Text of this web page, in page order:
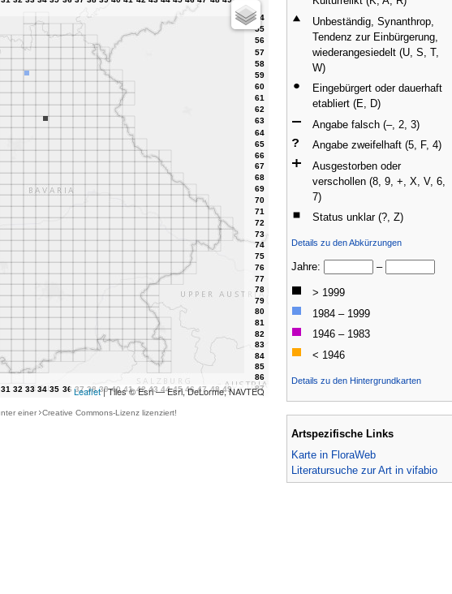
Leaflet| Tiles © Esri — Esri, DeLorme, NAVTEQ
einer Creative Commons-Lizenz lizenziert!
Unbeständig, Synanthrop,
Tendenz zur Einbürgerung,
wiederangesiedelt (U, S, T,
W)
Eingebürgert oder dauerhaft
etabliert (E, D)
Angabe falsch (–, 2, 3)
Angabe zweifelhaft (5, F, 4)
Ausgestorben oder
verschollen (8, 9, +, X, V, 6,
7)
Status unklar (?, Z)
Details zu den Abkürzungen
Jahre: –
> 1999
1984 – 1999
1946 – 1983
< 1946
Details zu den Hintergrundkarten
Artspezifische Links
Karte in FloraWeb
Literatursuche zur Art in vifabio